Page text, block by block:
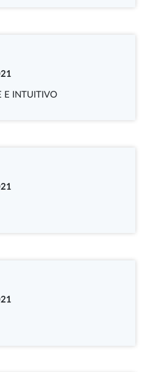
E INTUITIVO